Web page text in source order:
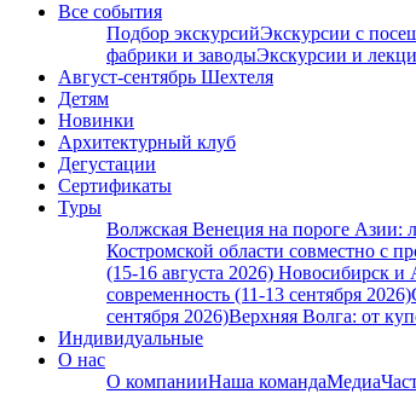
Все события
Подбор экскурсийЭкскурсии с
фабрики и заводыЭкскурсии и
Август-сентябрь Шехтеля
Детям
Новинки
Архитектурный клуб
Дегустации
Сертификаты
Туры
Волжская Венеция на пороге Азии:
Костромской области совместно с
(15-16 августа 2026) Новосибирск и
современность (11-13 сентября 2026)
сентября 2026)Верхняя Волга: от
Индивидуальные
О нас
О компанииНаша командаМедиа